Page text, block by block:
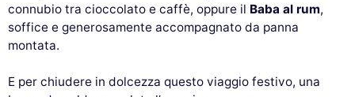
connubio tra cioccolato e caffè, oppure il Baba al rum,
soffice e generosamente accompagnato da panna
montata.
E per chiudere in dolcezza questo viaggio festivo, una